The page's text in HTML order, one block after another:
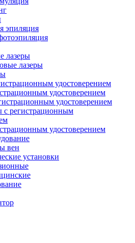
эпиляция
лазеры
лазеры
удостоверением
удостоверением
удостоверением
с регистрационным
удостоверением
вен
установки